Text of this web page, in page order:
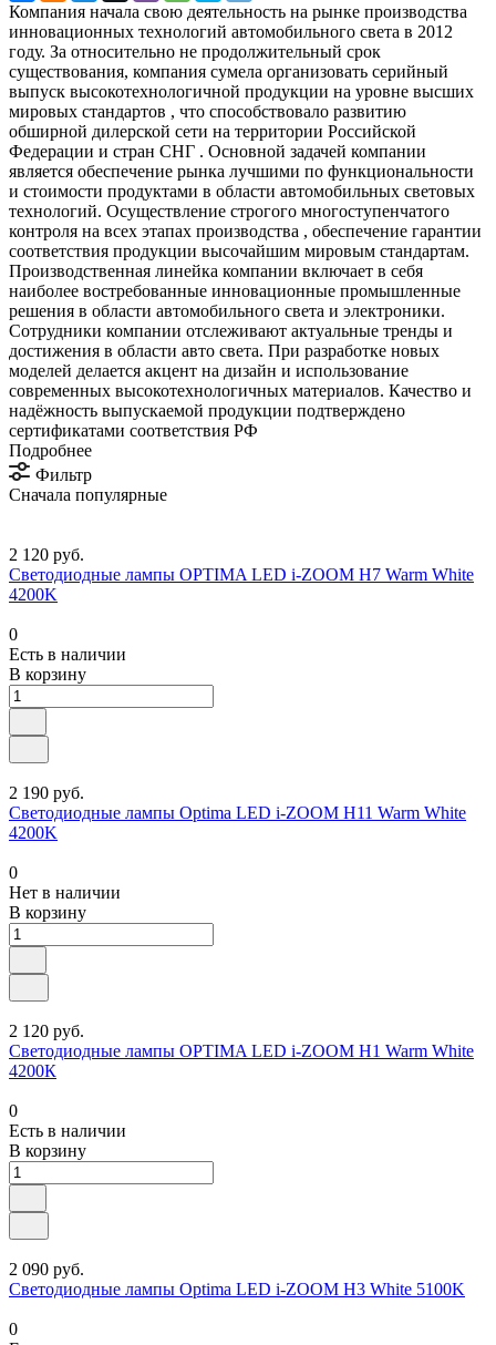
Компания начала свою деятельность на рынке производства
инновационных технологий автомобильного света в 2012
году. За относительно не продолжительный срок
существования, компания сумела организовать серийный
выпуск высокотехнологичной продукции на уровне высших
мировых стандартов , что способствовало развитию
обширной дилерской сети на территории Российской
Федерации и стран СНГ . Основной задачей компании
является обеспечение рынка лучшими по функциональности
и стоимости продуктами в области автомобильных световых
технологий. Осуществление строгого многоступенчатого
контроля на всех этапах производства , обеспечение гарантии
соответствия продукции высочайшим мировым стандартам.
Производственная линейка компании включает в себя
наиболее востребованные инновационные промышленные
решения в области автомобильного света и электроники.
Сотрудники компании отслеживают актуальные тренды и
достижения в области авто света. При разработке новых
моделей делается акцент на дизайн и использование
современных высокотехнологичных материалов. Качество и
надёжность выпускаемой продукции подтверждено
сертификатами соответствия РФ
Подробнее
Фильтр
Сначала популярные
2 120 руб.
Светодиодные лампы OPTIMA LED i-ZOOM H7 Warm White
4200K
0
Есть в наличии
В корзину
2 190 руб.
Светодиодные лампы Optima LED i-ZOOM H11 Warm White
4200K
0
Нет в наличии
В корзину
2 120 руб.
Светодиодные лампы OPTIMA LED i-ZOOM H1 Warm White
4200К
0
Есть в наличии
В корзину
2 090 руб.
Светодиодные лампы Optima LED i-ZOOM H3 White 5100K
0